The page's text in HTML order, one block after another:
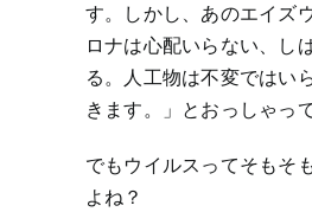
す。しかし、あのエイズ
ロナは心配いらない、し
る。人工物は不変ではい
きます。」とおっしゃっ
でもウイルスってそもそ
よね？